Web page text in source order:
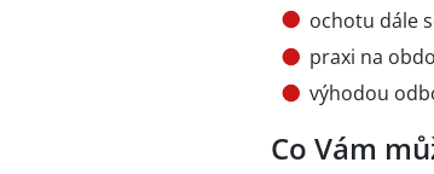
ochotu dále
praxi na
výhodou
Co Vám